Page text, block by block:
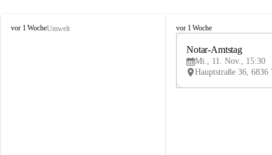
V
vor 1 WocheUmwelt
V
vor 1 Woche
Notar-Amtstag
Mi., 11. Nov., 15:30